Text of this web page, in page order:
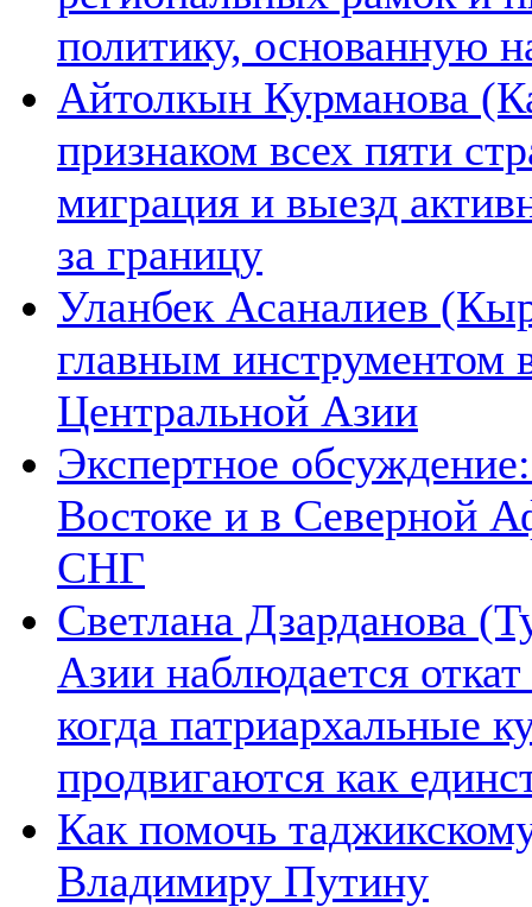
политику, основанную
Айтолкын Курманова
признаком всех пяти
миграция и выезд
за границу
Уланбек Асаналиев
главным инструментом
Центральной Азии
Экспертное
Востоке и в Северной
СНГ
Светлана Дзарданова
Азии наблюдается
когда патриархальные
продвигаются как
Как помочь
Владимиру Путину